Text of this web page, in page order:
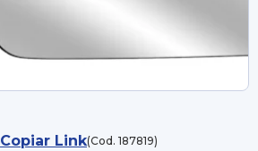
Copiar Link(Cod. 187819)